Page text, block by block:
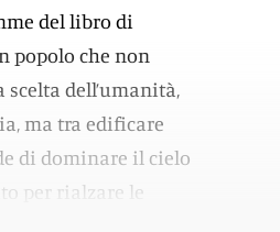
del libro di
popolo che non
dell’umanità,
ma tra edificare
di dominare il cielo
per rialzare le